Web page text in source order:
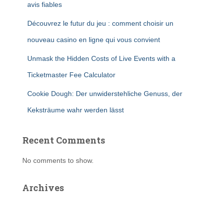
avis fiables
Découvrez le futur du jeu : comment choisir un
nouveau casino en ligne qui vous convient
Unmask the Hidden Costs of Live Events with a
Ticketmaster Fee Calculator
Cookie Dough: Der unwiderstehliche Genuss, der
Keksträume wahr werden lässt
Recent Comments
No comments to show.
Archives